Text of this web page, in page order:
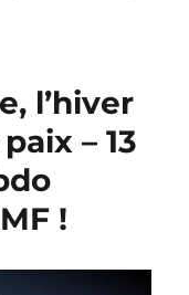
l’hiver
– 13
!